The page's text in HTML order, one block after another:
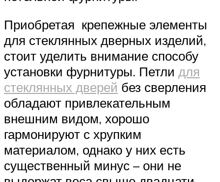
Приобретая крепежные элементы
для стеклянных дверных изделий,
стоит уделить внимание способу
установки фурнитуры. Петли для
стеклянных дверей без сверления
обладают привлекательным
внешним видом, хорошо
гармонируют с хрупким
материалом, однако у них есть
существенный минус – они не